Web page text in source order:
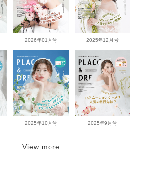
2026年01月号 2025年12月号
2025年10月号 2025年9月号
View more